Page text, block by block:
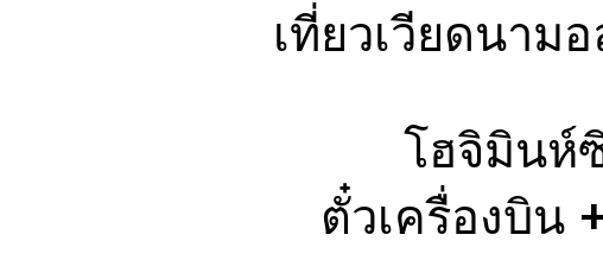
เที่ยวเวียดนาม
โฮจิมินห์
ตั๋วเครื่องบิน